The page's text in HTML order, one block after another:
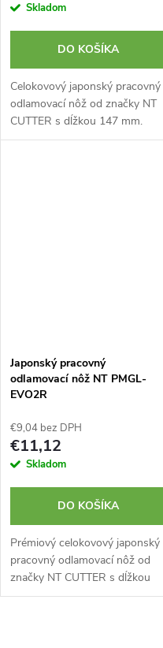
Skladom
DO KOŠÍKA
Celokovový japonský pracovný
odlamovací nôž od značky NT
CUTTER s dĺžkou 147 mm.
Hrúbka čepele iba 0,38 mm.
Japonský pracovný
odlamovací nôž NT PMGL-
EVO2R
€9,04 bez DPH
€11,12
Skladom
DO KOŠÍKA
Prémiový celokovový japonský
pracovný odlamovací nôž od
značky NT CUTTER s dĺžkou
158 mm. Kovové telo vyrobené